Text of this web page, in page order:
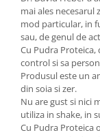
mai ales necesarul
mod particular, in
sau, de genul de
Cu Pudra
control si sa
Produsul este un
din soia si zer.
Nu are gust si nici
utiliza in shake, in
Cu Pudra Proteica